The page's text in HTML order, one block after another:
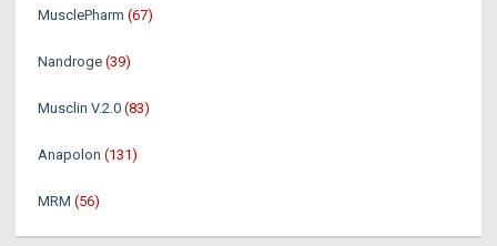
MusclePharm (67)
Nandroge (39)
Musclin V.2.0 (83)
Anapolon (131)
MRM (56)